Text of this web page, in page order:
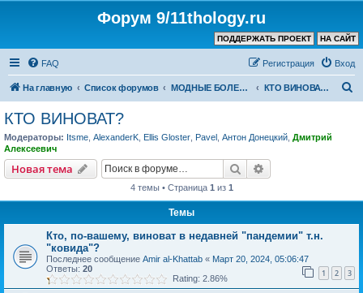
Форум 9/11thology.ru
НА САЙТ
ПОДДЕРЖАТЬ ПРОЕКТ
FAQ Вход
Регистрация
На главную Список форумов МОДНЫЕ БОЛЕЗНИ КТО ВИНОВАТ?
КТО ВИНОВАТ?
Модераторы: Itsme AlexanderK Ellis Gloster Pavel Антон Донецкий Дмитрий
Алексеевич
Новая тема Поиск
4 темы • Страница 1 из 1
Темы
Кто, по-вашему, виноват в недавней "пандемии" т.н.
"ковида"?
Последнее сообщение Amir al-Khattab « Март 20, 2024, 05:06:47
Ответы: 20 1 2 3
Rating: 2.86%